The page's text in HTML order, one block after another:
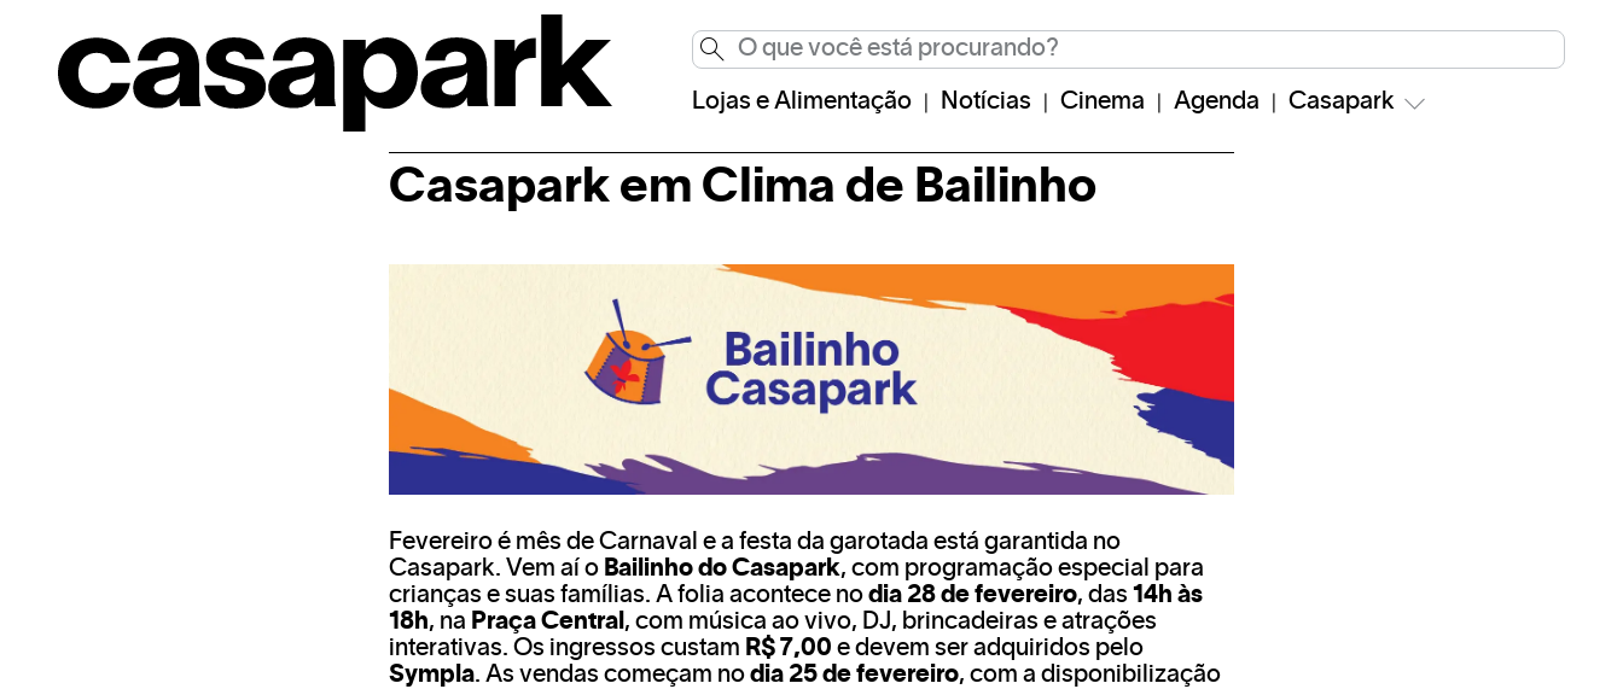
Lojas e Alimentação Notícias Cinema Agenda Casapark
Casapark em Clima de Bailinho
Fevereiro é mês de Carnaval e a festa da garotada está garantida no
Casapark. Vem aí o Bailinho do Casapark, com programação especial para
crianças e suas famílias. A folia acontece no dia 28 de fevereiro, das 14h às
18h, na Praça Central , com música ao vivo, DJ, brincadeiras e atrações
interativas. Os ingressos custam R$ 7,00 e devem ser adquiridos pelo
Sympla. As vendas começam no dia 25 de fevereiro, com a disponibilização